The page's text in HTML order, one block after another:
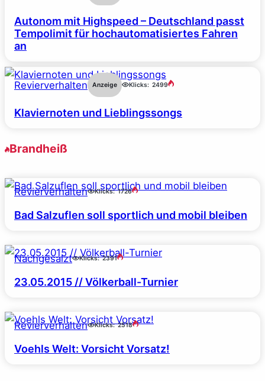
Autonom mit Highspeed – Deutschland passt
Tempolimit für hochautomatisiertes Fahren
an
Revierverhalten Anzeige Klicks: 2499
Klaviernoten und Lieblingssongs
Brandheiß
Revierverhalten Klicks: 1726
Bad Salzuflen soll sportlich und mobil bleiben
Nachgesalzt Klicks: 2391
23.05.2015 // Völkerball-Turnier
Revierverhalten Klicks: 2518
Voehls Welt: Vorsicht Vorsatz!